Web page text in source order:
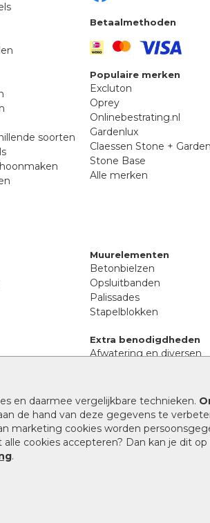
en daarmee vergelijkbare technieken.
de hand van deze gegevens te
marketing cookies worden
cookies accepteren? Dan kan je dit
.
soorten
Betaalmethoden
Populaire merken
Excluton
Oprey
Onlinebestrating.nl
Gardenlux
Claessen Stone + Garden
Stone Base
Alle merken
Muurelementen
Betonbielzen
Opsluitbanden
Palissades
Stapelblokken
Extra benodigdheden
Afwatering en diversen
Oprit tegels